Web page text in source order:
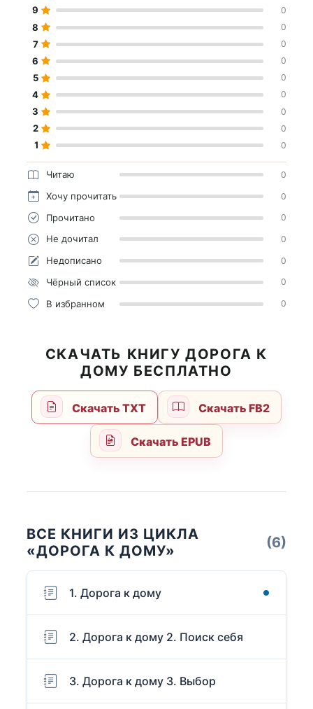
9 0
8 0
7 0
6 0
5 0
4 0
3 0
2 0
1 0
Читаю 0
Хочу прочитать 0
Прочитано 0
Не дочитал 0
Недописано 0
Чёрный список 0
В избранном 0
СКАЧАТЬ КНИГУ ДОРОГА К
ДОМУ БЕСПЛАТНО
Скачать TXT Скачать FB2
Скачать EPUB
ВСЕ КНИГИ ИЗ ЦИКЛА
«ДОРОГА К ДОМУ»
(6)
1. Дорога к дому
2. Дорога к дому 2. Поиск себя
3. Дорога к дому 3. Выбор